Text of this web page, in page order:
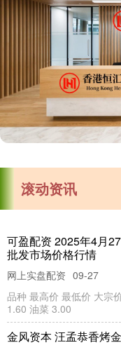
滚动资讯
亿腾证券 浦银安盛科
新一年定开混合C: 浦
投资基金基金产品资料
浦银安盛科技创新一年持
编制日期：2025年06月
满盈网配资 向日葵（
可索赔